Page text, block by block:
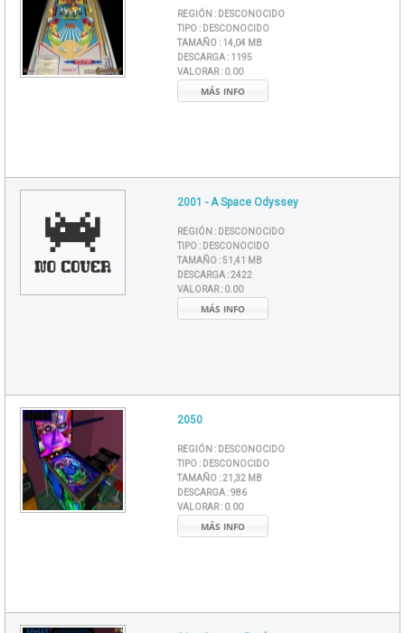
REGIÓN : DESCONOCIDO
TIPO : DESCONOCIDO
TAMAÑO : 14,04 MB
DESCARGA : 1195
VALORAR : 0.00
MÁS INFO
2001 - A Space Odyssey
REGIÓN : DESCONOCIDO
TIPO : DESCONOCIDO
TAMAÑO :51,41 MB
DESCARGA :2422
VALORAR : 0.00
MÁS INFO
2050
REGIÓN : DESCONOCIDO
TIPO : DESCONOCIDO
TAMAÑO :21,32 MB
DESCARGA :986
VALORAR : 0.00
MÁS INFO